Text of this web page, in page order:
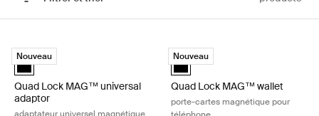
Passer aux résultats
Quad Lock MAG™ universal adaptor adaptateur universel
Nouveau
Quad Lock MAG™ universal adaptor Noir (selected)
Quad Lock MAG™ universal
adaptor
Quad Lock MAG™ wallet porte-
Nouveau
Quad Lock MAG™ wallet Noir
Quad Lock MAG™ wallet
porte-cartes magnétique pour